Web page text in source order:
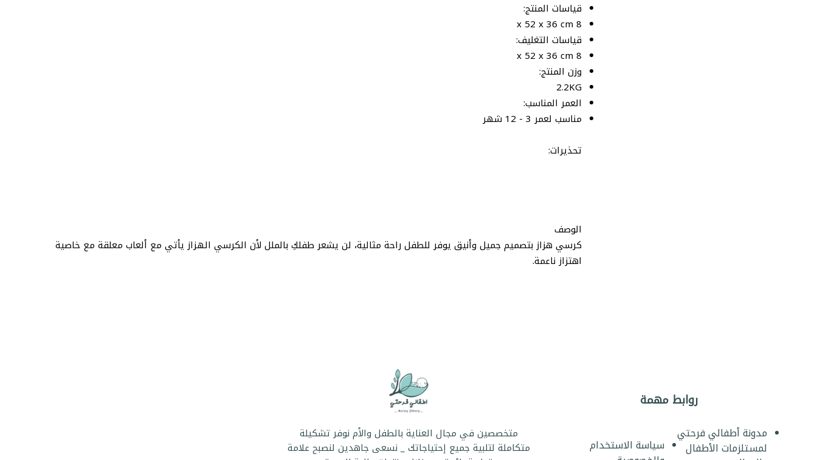
قياسات المنتج:
8 x 52 x 36 cm
قياسات التغليف:
8 x 52 x 36 cm
وزن المنتج:
2.2KG
العمر المناسب:
مناسب لعمر 3 - 12 شهر
تحذيرات:
الوصف
كرسي هزاز بتصميم جميل وأنيق يوفر للطفل راحة مثالية، لن يشعر طفلكِ بالملل لأن الكرسي الهزاز يأتي مع ألعاب معلقة مع خاصية
اهتزاز ناعمة.
روابط مهمة
مدونة أطفالي فرحتي
لمستلزمات الأطفال
سياسة الاستخدام
متخصصين في مجال العناية بالطفل والأم نوفر تشكيلة
متكاملة لتلبية جميع إحتياجاتك _ نسعى جاهدين لنصبح علامة